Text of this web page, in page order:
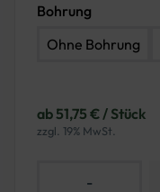
Bohrung
Ohne Bohrung
ab 51,75 € / Stück
zzgl. 19% MwSt.
-